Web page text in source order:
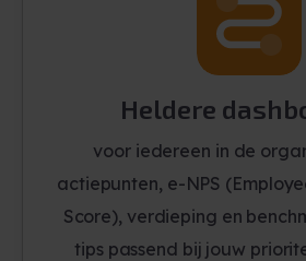
Heldere
voor iedereen in de
actiepunten, e-NPS
Score), verdieping en
tips passend bij jouw